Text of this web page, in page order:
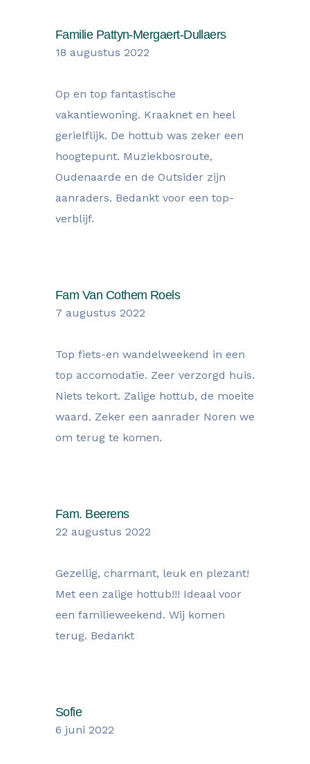
Familie Pattyn-Mergaert-Dullaers
18 augustus 2022
Op en top fantastische
vakantiewoning. Kraaknet en heel
gerielflijk. De hottub was zeker een
hoogtepunt. Muziekbosroute,
Oudenaarde en de Outsider zijn
aanraders. Bedankt voor een top-
verblijf.
Fam Van Cothem Roels
7 augustus 2022
Top fiets-en wandelweekend in een
top accomodatie. Zeer verzorgd huis.
Niets tekort. Zalige hottub, de moeite
waard. Zeker een aanrader Noren we
om terug te komen.
Fam. Beerens
22 augustus 2022
Gezellig, charmant, leuk en plezant!
Met een zalige hottub!!! Ideaal voor
een familieweekend. Wij komen
terug. Bedankt
Sofie
6 juni 2022